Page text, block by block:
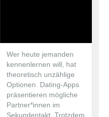
Wer heute jemanden
kennenlernen will, hat
theoretisch unzählige
Optionen. Dating-Apps
präsentieren mögliche
Partner*innen im
Sekundentakt. Trotzdem